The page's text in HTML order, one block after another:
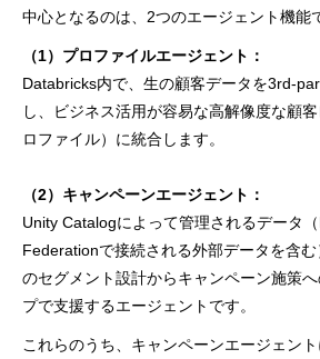
中心となるのは、2つのエージェント機能
（1）プロファイルエージェント：
Databricks内で、生の顧客データを3rd-
し、ビジネス活用が容易な高解像度な顧
ロファイル）に統合します。
（2）キャンペーンエージェント：
Unity Catalogによって管理されるデータ
Federationで接続される外部データを含
のセグメント設計からキャンペーン施策
プで支援するエージェントです。
これらのうち、キャンペーンエージェン